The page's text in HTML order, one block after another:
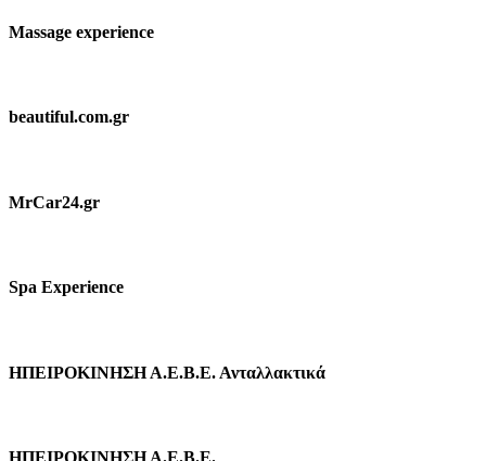
Massage experience
beautiful.com.gr
MrCar24.gr
Spa Experience
ΗΠΕΙΡΟΚΙΝΗΣΗ Α.Ε.Β.Ε. Ανταλλακτικά